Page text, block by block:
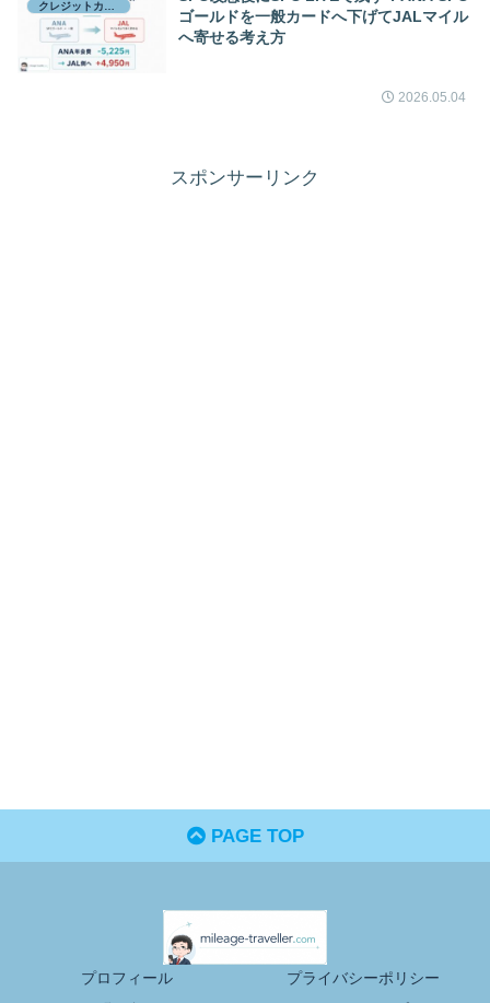
ゴールドを一般カードへ下げてJALマイル
へ寄せる考え方
2026.05.04
スポンサーリンク
PAGE TOP
プロフィール
プライバシーポリシー